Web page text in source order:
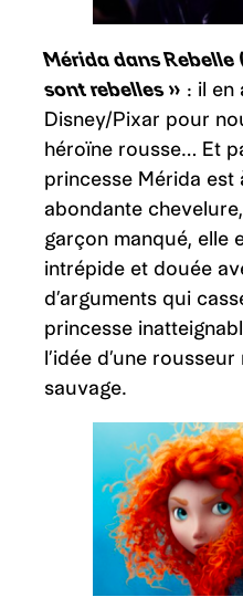
Mérida dans Rebelle
sont rebelles » : il en
Disney/Pixar pour
héroïne rousse… Et
princesse Mérida est
abondante
garçon manqué, elle
intrépide et douée
d’arguments qui
princesse
l’idée d’une
sauvage.